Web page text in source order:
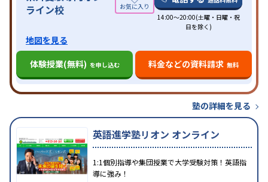
ライン校
14:00～20:00(土曜・日曜・祝
日を除く)
地図を見る
体験授業(無料) を申し込む 料金などの資料請求 無料
塾の詳細を見る
英語進学塾リオン オンライン
1:1個別指導や集団授業で大学受験対策！英語指
導に強み！